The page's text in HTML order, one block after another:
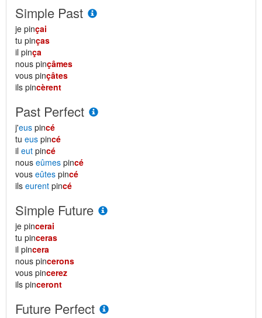
Simple Past
je pinçai
tu pinças
il pinça
nous pinçâmes
vous pinçâtes
ils pincèrent
Past Perfect
j'eus pincé
tu eus pincé
il eut pincé
nous eûmes pincé
vous eûtes pincé
ils eurent pincé
Simple Future
je pincerai
tu pinceras
il pincera
nous pincerons
vous pincerez
ils pinceront
Future Perfect